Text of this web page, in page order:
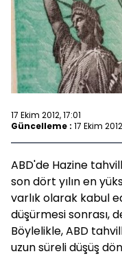
17 Ekim 2012, 17:01
Güncelleme : 17 Ekim
ABD'de Hazine
son dört yılın en
varlık olarak kabul
düşürmesi sonrası,
Böylelikle, ABD
uzun süreli düşüş